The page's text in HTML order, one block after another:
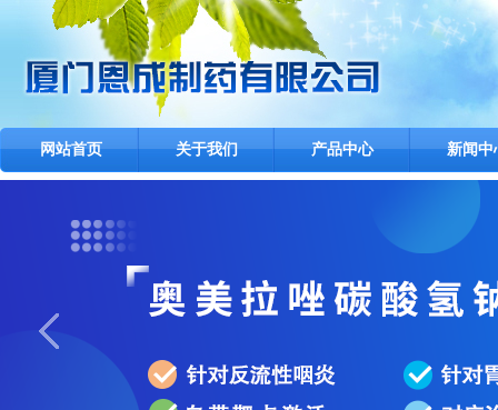
网站首页 关于我们 产品中心 新闻中